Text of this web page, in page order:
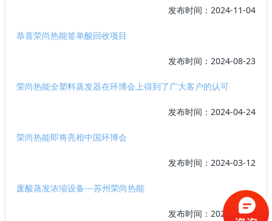
发布时间：2024-11-04
恭喜荣尚热能签单酸回收项目
发布时间：2024-08-23
荣尚热能全塑料蒸发器在环博会上得到了广大客户的认可
发布时间：2024-04-24
荣尚热能即将亮相中国环博会
发布时间：2024-03-12
废酸蒸发浓缩设备---苏州荣尚热能
发布时间：2024-01-18